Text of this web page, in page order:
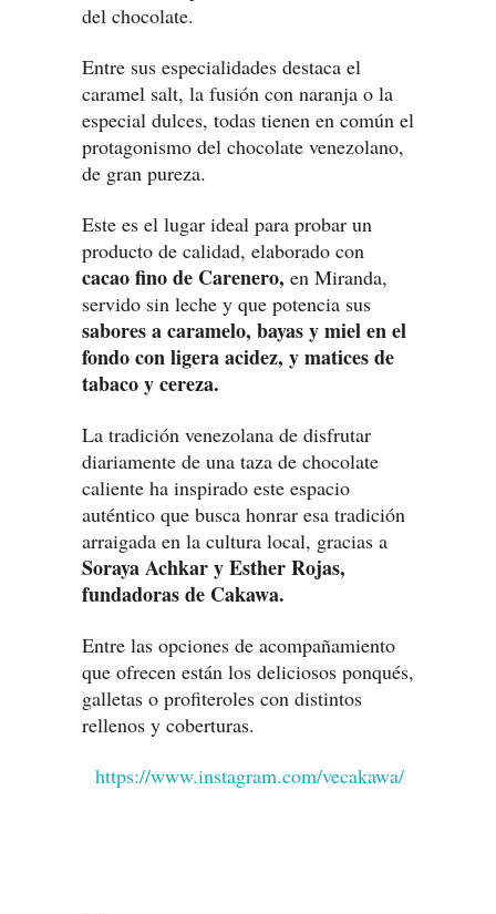
del chocolate.
Entre sus especialidades destaca el
caramel salt, la fusión con naranja o la
especial dulces, todas tienen en común el
protagonismo del chocolate venezolano,
de gran pureza.
Este es el lugar ideal para probar un
producto de calidad, elaborado con
cacao fino de Carenero, en Miranda,
servido sin leche y que potencia sus
sabores a caramelo, bayas y miel en el
fondo con ligera acidez, y matices de
tabaco y cereza.
La tradición venezolana de disfrutar
diariamente de una taza de chocolate
caliente ha inspirado este espacio
auténtico que busca honrar esa tradición
arraigada en la cultura local, gracias a
Soraya Achkar y Esther Rojas,
fundadoras de Cakawa.
Entre las opciones de acompañamiento
que ofrecen están los deliciosos ponqués,
galletas o profiteroles con distintos
rellenos y coberturas.
https://www.instagram.com/vecakawa/